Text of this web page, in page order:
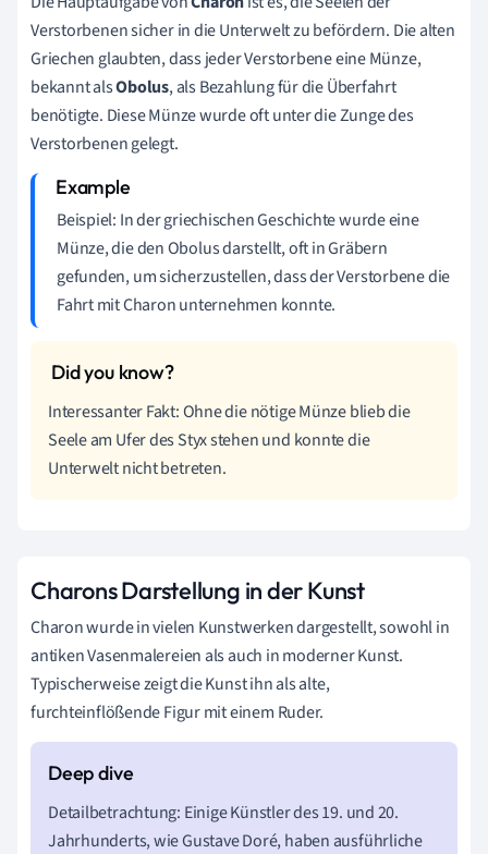
Verstorbenen sicher in die Unterwelt zu befördern. Die alten
Griechen glaubten, dass jeder Verstorbene eine Münze,
bekannt alsObolus, als Bezahlung für die Überfahrt
benötigte. Diese Münze wurde oft unter die Zunge des
Verstorbenen gelegt.
Beispiel: In der griechischen Geschichte wurde eine
Münze, die den Obolus darstellt, oft in Gräbern
gefunden, um sicherzustellen, dass der Verstorbene die
Fahrt mit Charon unternehmen konnte.
Interessanter Fakt: Ohne die nötige Münze blieb die
Seele am Ufer des Styx stehen und konnte die
Unterwelt nicht betreten.
Charons Darstellung in der Kunst
Charon wurde in vielen Kunstwerken dargestellt, sowohl in
antiken Vasenmalereien als auch in moderner Kunst.
Typischerweise zeigt die Kunst ihn als alte,
furchteinflößende Figur mit einem Ruder.
Detailbetrachtung: Einige Künstler des 19. und 20.
Jahrhunderts, wie Gustave Doré, haben ausführliche